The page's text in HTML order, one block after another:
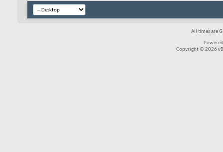
All times are
Copyright © 2026